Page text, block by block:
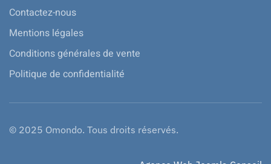
Contactez-nous
Mentions légales
Conditions générales de vente
Politique de confidentialité
© 2025 Omondo. Tous droits réservés.